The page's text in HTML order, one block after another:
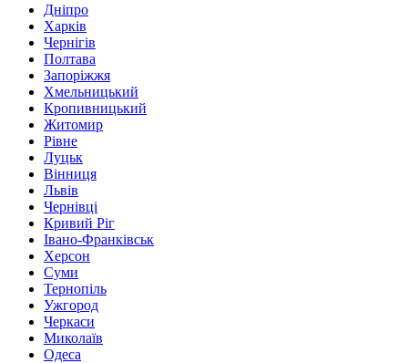
Дніпро
Харків
Чернігів
Полтава
Запоріжжя
Хмельницький
Кропивницький
Житомир
Рівне
Луцьк
Вінниця
Львів
Чернівці
Кривий Ріг
Івано-Франківськ
Херсон
Суми
Тернопіль
Ужгород
Черкаси
Миколаїв
Одеса